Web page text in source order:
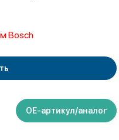
Bosch
ОЕ-артикул/аналог